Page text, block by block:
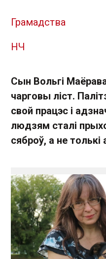
Грамадства
НЧ
Сын Вольгі
чарговы ліст.
свой працэс і
людзям сталі
сяброў, а не толькі